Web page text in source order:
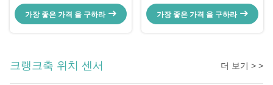
서
가장 좋은 가격 을 구하라
0075424618 배기 온도 센서
가장 좋은 가격 을 구하라
크랭크축 위치 센서 더 보기 > >